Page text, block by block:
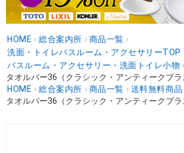
HOME › 総合案内所 › 商品一覧 ›
洗面・トイレバスルーム・アクセサリーTOP
バスルーム・アクセサリー・洗面トイレ小物 ›
タオルバー36（クラシック・アンティークブ
HOME › 総合案内所 › 商品一覧 › 送料無料商品
タオルバー36（クラシック・アンティークブ